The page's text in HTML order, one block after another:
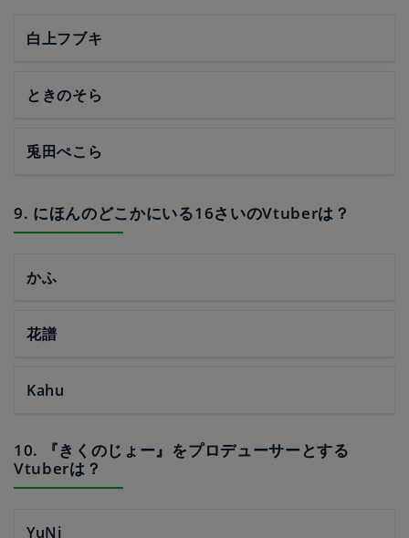
白上フブキ
ときのそら
兎田ぺこら
9. にほんのどこかにいる16さいのVtuberは？
かふ
花譜
Kahu
10. 『きくのじょー』をプロデューサーとする
Vtuberは？
YuNi